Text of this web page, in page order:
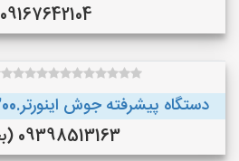
09167642104 ()
دستگاه پیشرفته جوش اینورتر.200 آمپر صبا.توان ابزار...
09398513163 (بجنورد )